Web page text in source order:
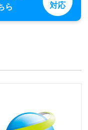
ら
対応